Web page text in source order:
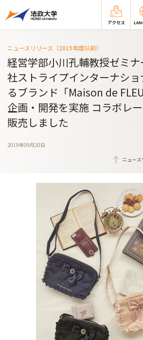
アクセス
ニュースリリース（2019年度以前）
経営学部小川孔輔教授ゼミ
社ストライプインターナシ
るブランド「Maison de
企画・開発を実施 コラボレ
販売しました
2019年09月20日
ニュース